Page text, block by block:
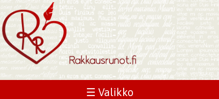
☰ Valikko